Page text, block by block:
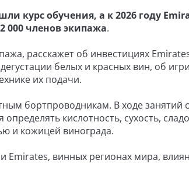
курс обучения, а к 2026 году
000 членов экипажа.
расскажет об инвестициях
белых и красных вин, об
их подачи.
бортпроводникам. В ходе занятий
кислотность, сухость,
и кожицей винограда.
Emirates, винных регионах мира,